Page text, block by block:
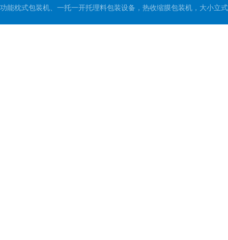
功能枕式包装机、一托一开托理料包装设备，热收缩膜包装机，大小立